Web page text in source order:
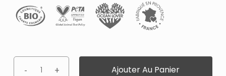
était :
14.00€.
est :
7.00€.
Ajouter Au Panier